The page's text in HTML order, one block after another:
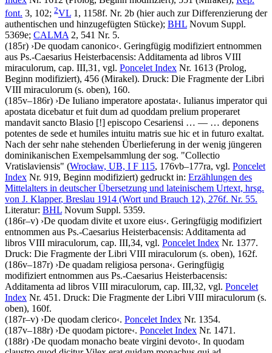
font. 3, 102; 2VL 1, 1158f. Nr. 2b (hier auch zur Differenzierung der
authentischen und hinzugefügten Stücke); BHL Novum Suppl.
5369e; CALMA 2, 541 Nr. 5.
(185r) ›De quodam canonico‹. Geringfügig modifiziert entnommen
aus Ps.-Caesarius Heisterbacensis: Additamenta ad libros VIII
miraculorum, cap. III,31, vgl. Poncelet Index Nr. 1613 (Prolog,
Beginn modifiziert), 456 (Mirakel). Druck: Die Fragmente der Libri
VIII miraculorum (s. oben), 160.
(185v–186r) ›De Iuliano imperatore apostata‹. Iulianus imperator qui
apostata dicebatur et fuit dum ad quoddam prelium properaret
mandavit sancto Blasio [!] episcopo Cesariensi … — … deponens
potentes de sede et humiles intuitu matris sue hic et in futuro exaltat.
Nach der sehr nahe stehenden Überlieferung in der wenig jüngeren
dominikanischen Exempelsammlung der sog. "Collectio
Vratislaviensis" (Wrocław, UB, I F 115, 176vb–177ra, vgl. Poncelet
Index Nr. 919, Beginn modifiziert) gedruckt in: Erzählungen des
Mittelalters in deutscher Übersetzung und lateinischem Urtext, hrsg.
von J. Klapper, Breslau 1914 (Wort und Brauch 12), 276f. Nr. 55.
Literatur: BHL Novum Suppl. 5359.
(186r–v) ›De quodam divite et uxore eius‹. Geringfügig modifiziert
entnommen aus Ps.-Caesarius Heisterbacensis: Additamenta ad
libros VIII miraculorum, cap. III,34, vgl. Poncelet Index Nr. 1377.
Druck: Die Fragmente der Libri VIII miraculorum (s. oben), 162f.
(186v–187r) ›De quadam religiosa persona‹. Geringfügig
modifiziert entnommen aus Ps.-Caesarius Heisterbacensis:
Additamenta ad libros VIII miraculorum, cap. III,32, vgl. Poncelet
Index Nr. 451. Druck: Die Fragmente der Libri VIII miraculorum (s.
oben), 160f.
(187r–v) ›De quodam clerico‹. Poncelet Index Nr. 1354.
(187v–188r) ›De quodam pictore‹. Poncelet Index Nr. 1471.
(188r) ›De quodam monacho beate virgini devoto‹. In quodam